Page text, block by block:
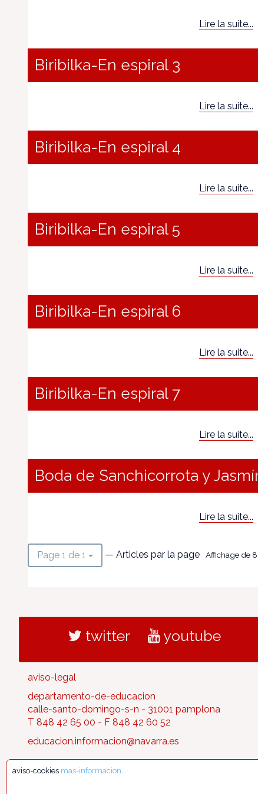
Lire la suite...
Biribilka-En espiral 3
Lire la suite...
Biribilka-En espiral 4
Lire la suite...
Biribilka-En espiral 5
Lire la suite...
Biribilka-En espiral 6
Lire la suite...
Biribilka-En espiral 7
Lire la suite...
Boda de Sanchicorrota y
Lire la suite...
Page 1 de 1 — Articles par la page Affichage de 8
twitter youtube
aviso-legal
departamento-de-educacion
calle-santo-domingo-s-n - 31001 pamplona
T 848 42 65 00 - F 848 42 60 52
educacion.informacion@navarra.es
aviso-cookies mas-informacion.